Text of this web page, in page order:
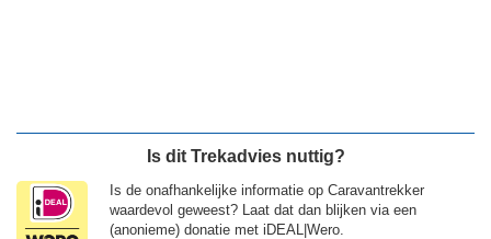
Is dit Trekadvies nuttig?
Is de onafhankelijke informatie op Caravantrekker
waardevol geweest? Laat dat dan blijken via een
(anonieme) donatie met iDEAL|Wero.